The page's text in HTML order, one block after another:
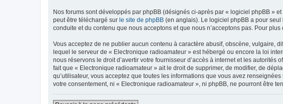
Nos forums sont développés par phpBB (désignés ci-après par « logiciel phpBB »
peut être téléchargé sur le site de phpBB (en anglais). Le logiciel phpBB a pour
conduite et du contenu que nous acceptons et que nous n’acceptons pas. Pour
Vous acceptez de ne publier aucun contenu à caractère abusif, obscène, vulgaire,
lequel le serveur de « Electronique radioamateur » est hébergé ou encore la loi
nous réservons le droit d’avertir votre fournisseur d’accès à internet et les
fait que « Electronique radioamateur » ait le droit de supprimer, de modifier, de
qu’utilisateur, vous acceptez que toutes les informations que vous avez
votre consentement, ni « Electronique radioamateur », ni phpBB, ne pourront être